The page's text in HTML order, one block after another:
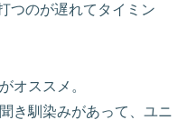
つのが遅れてタイミン
オススメ。
き馴染みがあって、ユニ